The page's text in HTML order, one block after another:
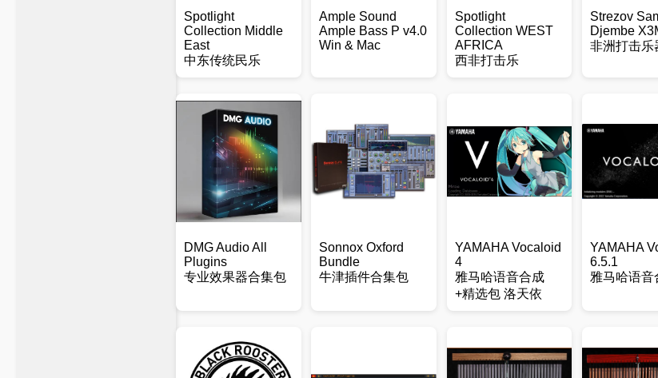
Spotlight
Collection Middle
East
中东传统民乐
Ample Sound
Ample Bass P v4.0
Win & Mac
Spotlight
Collection WEST
AFRICA
西非打击乐
Strezov
Djembe
非洲打击乐
DMG Audio All
Plugins
专业效果器合集包
Sonnox Oxford
Bundle
牛津插件合集包
YAMAHA Vocaloid
4
雅马哈语音合成
+精选包 洛天依
YAMAHA
6.5.1
雅马哈语音